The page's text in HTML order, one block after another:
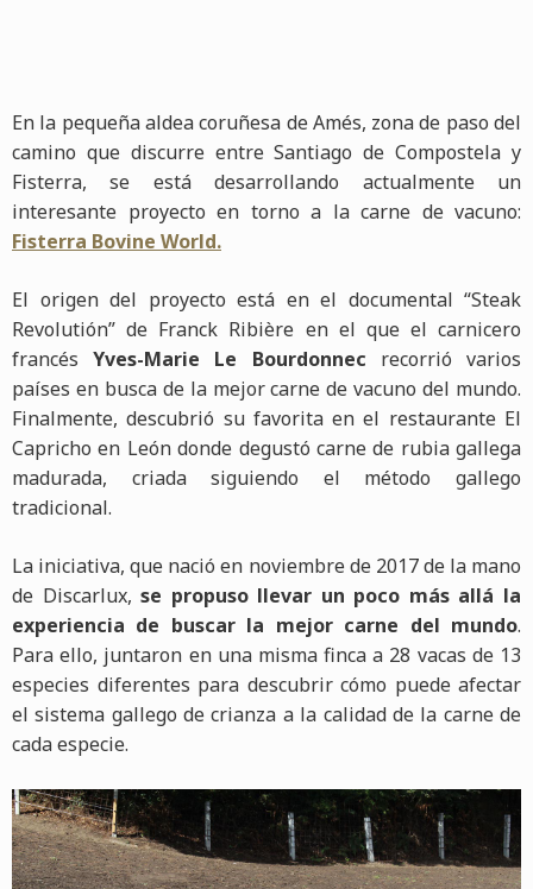
En la pequeña aldea coruñesa de Amés, zona de paso del
camino que discurre entre Santiago de Compostela y
Fisterra, se está desarrollando actualmente un
interesante proyecto en torno a la carne de vacuno:
Fisterra Bovine World.
El origen del proyecto está en el documental “Steak
Revolutión” de Franck Ribière en el que el carnicero
francésYves-Marie Le Bourdonnec recorrió varios
países en busca de la mejor carne de vacuno del mundo.
Finalmente, descubrió su favorita en el restaurante El
Capricho en León donde degustó carne de rubia gallega
madurada, criada siguiendo el método gallego
tradicional.
La iniciativa, que nació en noviembre de 2017 de la mano
de Discarlux,se propuso llevar un poco más allá la
experiencia de buscar la mejor carne del mundo.
Para ello, juntaron en una misma finca a 28 vacas de 13
especies diferentes para descubrir cómo puede afectar
el sistema gallego de crianza a la calidad de la carne de
cada especie.